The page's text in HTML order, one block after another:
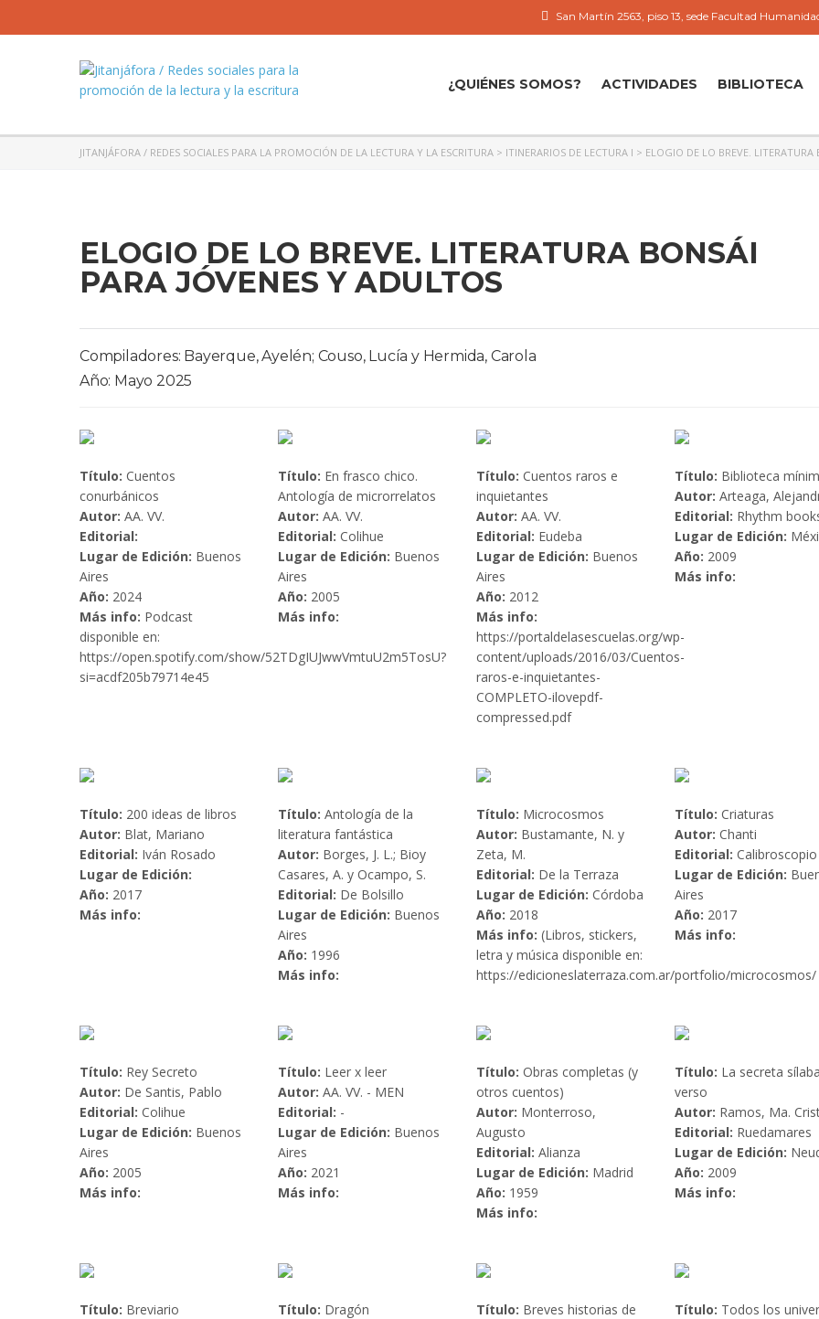
San Martín 2563, piso 13, sede Facultad
¿QUIÉNES SOMOS? ACTIVIDADES BIBLIOTECA
JITANJÁFORA / REDES SOCIALES PARA LA PROMOCIÓN DE LA LECTURA Y LA ESCRITURA > ITINERARIOS DE LECTURA I > ELOGIO DE LO BREVE.
ELOGIO DE LO BREVE. LITERATURA BONSÁI
PARA JÓVENES Y ADULTOS
Compiladores: Bayerque, Ayelén; Couso, Lucía y Hermida, Carola
Año: Mayo 2025
Título: Cuentos
conurbánicos
Autor: AA. VV.
Editorial:
Lugar de Edición: Buenos
Aires
Año: 2024
Más info: Podcast
disponible en:
https://open.spotify.com/show/52TDgIUJwwVmtuU2m5TosU?
si=acdf205b79714e45
Título: En frasco chico.
Antología de microrrelatos
Autor: AA. VV.
Editorial: Colihue
Lugar de Edición: Buenos
Aires
Año: 2005
Más info:
Título: Cuentos raros e
inquietantes
Autor: AA. VV.
Editorial: Eudeba
Lugar de Edición: Buenos
Aires
Año: 2012
Más info:
https://portaldelasescuelas.org/wp-
content/uploads/2016/03/Cuentos-
raros-e-inquietantes-
COMPLETO-ilovepdf-
compressed.pdf
Título: Biblioteca
Autor: Arteaga,
Editorial: Rhythm
Lugar de Edición:
Año: 2009
Más info:
Título: 200 ideas de libros
Autor: Blat, Mariano
Editorial: Iván Rosado
Lugar de Edición:
Año: 2017
Más info:
Título: Antología de la
literatura fantástica
Autor: Borges, J. L.; Bioy
Casares, A. y Ocampo, S.
Editorial: De Bolsillo
Lugar de Edición: Buenos
Aires
Año: 1996
Más info:
Título: Microcosmos
Autor: Bustamante, N. y
Zeta, M.
Editorial: De la Terraza
Lugar de Edición: Córdoba
Año: 2018
Más info: (Libros, stickers,
letra y música disponible en:
https://edicioneslaterraza.com.ar/portfolio/microcosmos/
Título: Criaturas
Autor: Chanti
Editorial: Calibroscopio
Lugar de Edición:
Aires
Año: 2017
Más info:
Título: Rey Secreto
Autor: De Santis, Pablo
Editorial: Colihue
Lugar de Edición: Buenos
Aires
Año: 2005
Más info:
Título: Leer x leer
Autor: AA. VV. - MEN
Editorial: -
Lugar de Edición: Buenos
Aires
Año: 2021
Más info:
Título: Obras completas (y
otros cuentos)
Autor: Monterroso,
Augusto
Editorial: Alianza
Lugar de Edición: Madrid
Año: 1959
Más info:
Título: La secreta
verso
Autor: Ramos, Ma.
Editorial: Ruedamares
Lugar de Edición:
Año: 2009
Más info:
Título: Breviario
Título: Dragón
Título: Breves historias de
Título: Todos los